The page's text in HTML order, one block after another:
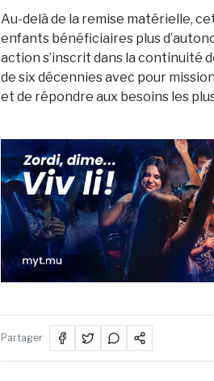
Au-delà de la remise matérielle,
enfants bénéficiaires plus
action s’inscrit dans la continuité
de six décennies avec pour
et de répondre aux besoins les
Partager